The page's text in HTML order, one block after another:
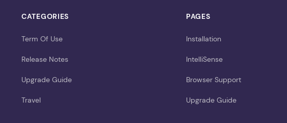
CATEGORIES
Term Of Use
Release Notes
Upgrade Guide
Travel
PAGES
Installation
IntelliSense
Browser Support
Upgrade Guide